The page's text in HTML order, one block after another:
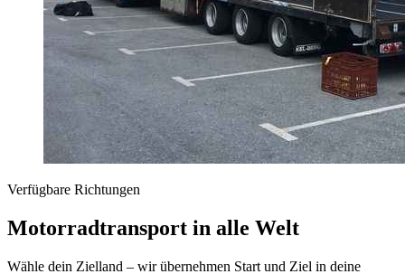
Verfügbare Richtungen
Motorradtransport in alle Welt
Wähle dein Zielland – wir übernehmen Start und Ziel in deine